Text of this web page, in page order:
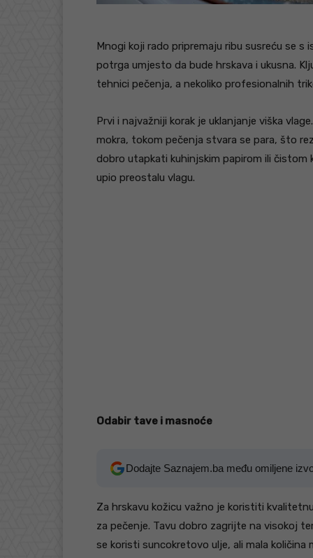
Mnogi koji rado pripremaju ribu susreću se
potrga umjesto da bude hrskava i ukusna.
tehnici pečenja, a nekoliko profesionalnih
Prvi i najvažniji korak je uklanjanje viška
mokra, tokom pečenja stvara se para, što
dobro utapkati kuhinjskim papirom ili
upio preostalu vlagu.
Odabir tave i masnoće
Dodajte Saznajem.ba među omiljene
Za hrskavu kožicu važno je koristiti
za pečenje. Tavu dobro zagrijte na visokoj
se koristi suncokretovo ulje, ali mala